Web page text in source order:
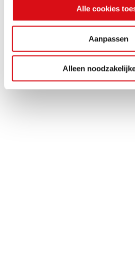
Alle cookies
Aanpassen
Alleen